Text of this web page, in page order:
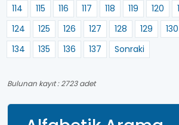
114
115 116 117 118 119 120
124
125 126 127 128 129 130
134
135 136 137 Sonraki
Bulunan kayıt : 2723 adet